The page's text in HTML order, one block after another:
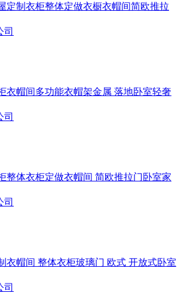
定制衣柜整体定做衣橱衣帽间简欧推拉
司
衣帽间多功能衣帽架金属 落地卧室轻奢
司
整体衣柜定做衣帽间 简欧推拉门卧室家
司
衣帽间 整体衣柜玻璃门 欧式 开放式卧室
司